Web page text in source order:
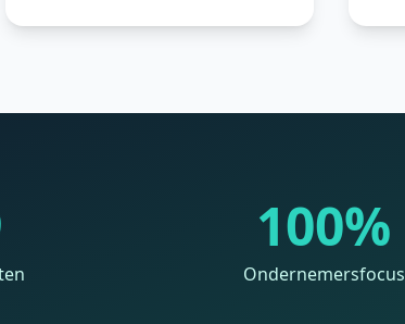
100%
Ondernemersfocus